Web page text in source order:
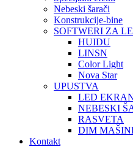
Nebeski šarači
Konstrukcije-bine
SOFTWERI ZA
HUIDU
LINSN
Color Light
Nova Star
UPUSTVA
LED
NEBESKI
RASVETA
DIM
Kontakt